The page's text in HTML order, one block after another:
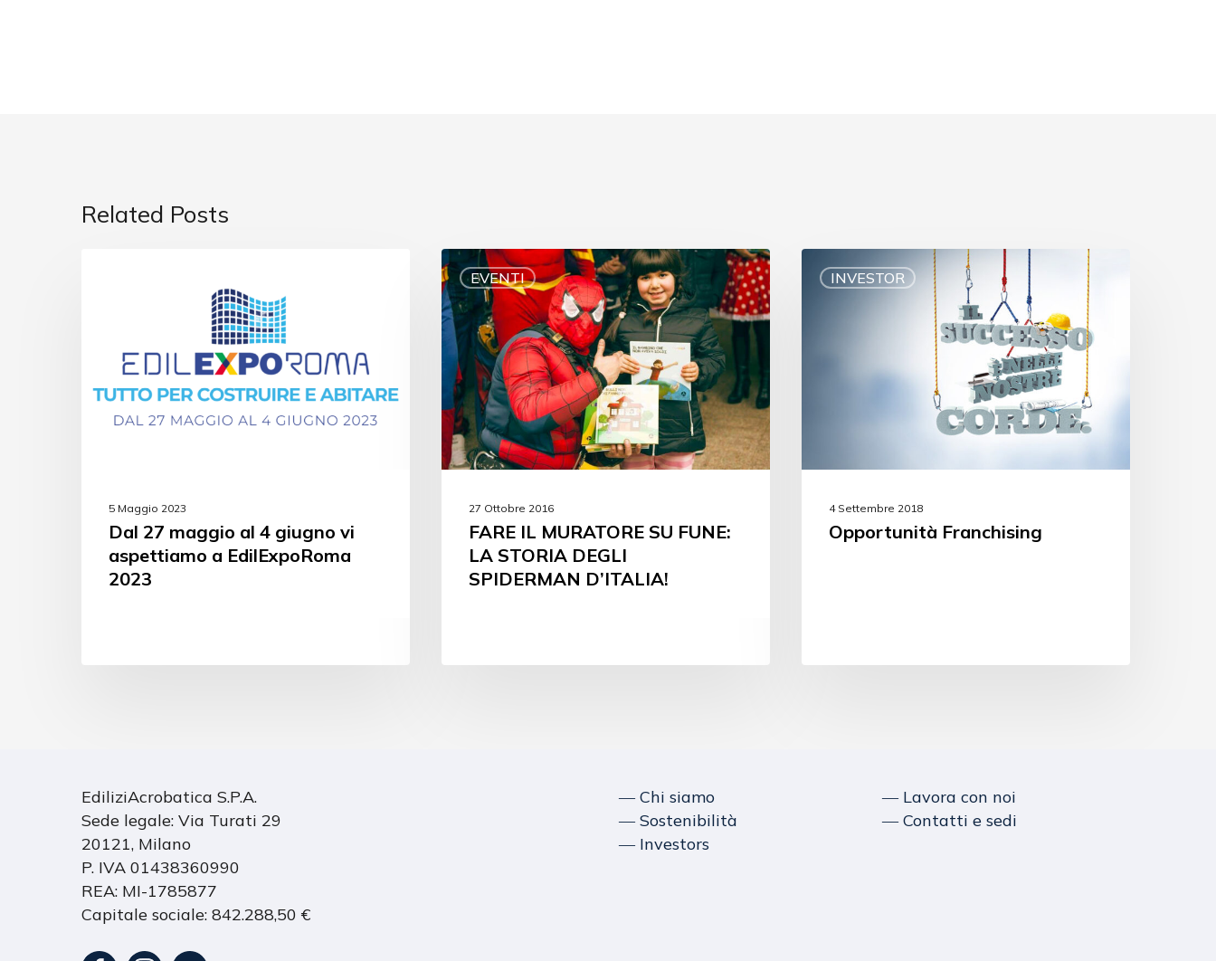
Related Posts
5 Maggio 2023
Dal 27 maggio al 4 giugno vi
aspettiamo a EdilExpoRoma
2023
EVENTI
27 Ottobre 2016
FARE IL MURATORE SU FUNE:
LA STORIA DEGLI
SPIDERMAN D’ITALIA!
INVESTOR
4 Settembre 2018
Opportunità Franchising
EdiliziAcrobatica S.P.A.
Sede legale: Via Turati 29
20121, Milano
P. IVA 01438360990
REA: MI-1785877
Capitale sociale: 842.288,50 €
― Chi siamo
― Sostenibilità
― Investors
― Lavora con noi
― Contatti e sedi